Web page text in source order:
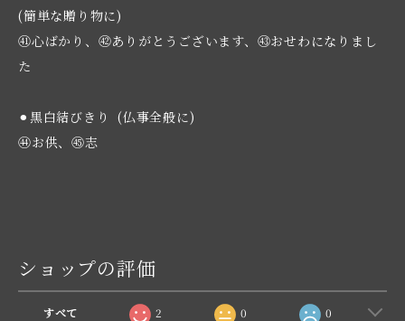
(簡単な贈り物に)
㊶心ばかり、㊷ありがとうございます、㊸おせわになりまし
た
⚫︎黒白結びきり (仏事全般に)
㊹お供、㊺志
ショップの評価
すべて 2 0 0